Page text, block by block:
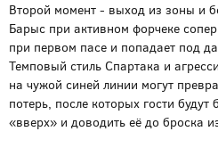
Второй момент - выход из зоны и
Барыс при активном форчеке
при первом пасе и попадает под
Темповый стиль Спартака и
на чужой синей линии могут
потерь, после которых гости
«вверх» и доводить её до броска